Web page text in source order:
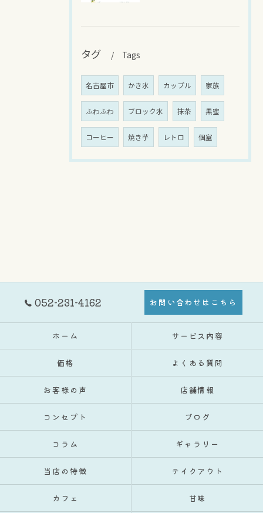
タグ Tags
名古屋市 かき氷 カップル 家族
ふわふわ ブロック氷 抹茶 黒蜜
コーヒー 焼き芋 レトロ 個室
052-231-4162 お問い合わせはこちら
ホーム サービス内容
価格 よくある質問
お客様の声 店舗情報
コンセプト ブログ
コラム ギャラリー
当店の特徴 テイクアウト
カフェ 甘味